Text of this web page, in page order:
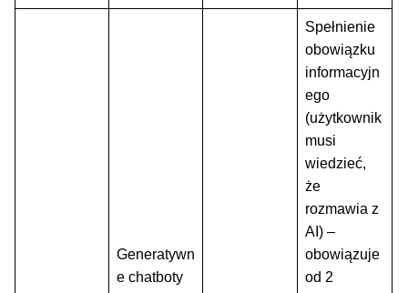
Generatywn
e chatboty
Spełnienie
obowiązku
informacyjn
ego
(użytkownik
musi
wiedzieć,
że
rozmawia z
AI) –
obowiązuje
od 2